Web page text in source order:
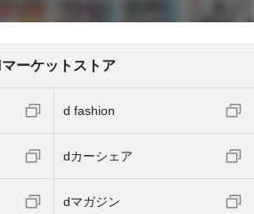
ーケットストア
d fashion
dカーシェア
dマガジン